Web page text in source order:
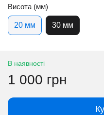
Висота (мм)
20 мм 30 мм
В наявності
1 000 грн